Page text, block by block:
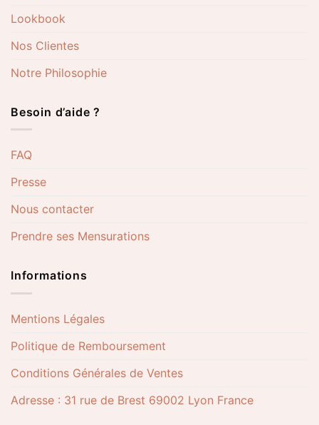
Lookbook
Nos Clientes
Notre Philosophie
Besoin d’aide ?
FAQ
Presse
Nous contacter
Prendre ses Mensurations
Informations
Mentions Légales
Politique de Remboursement
Conditions Générales de Ventes
Adresse : 31 rue de Brest 69002 Lyon France